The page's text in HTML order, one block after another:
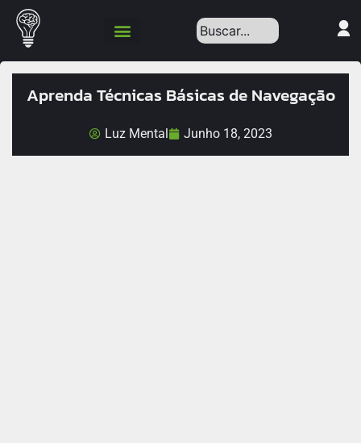
Aprenda Técnicas Básicas de Navegação
Luz Mental Junho 18, 2023